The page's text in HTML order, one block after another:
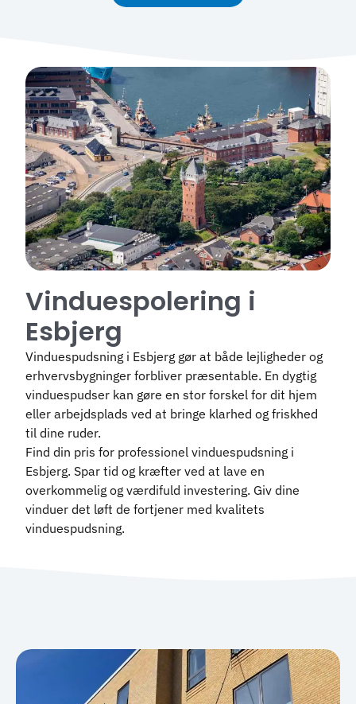
Vinduespolering i
Esbjerg
Vinduespudsning i Esbjerg gør at både lejligheder og
erhvervsbygninger forbliver præsentable. En dygtig
vinduespudser kan gøre en stor forskel for dit hjem
eller arbejdsplads ved at bringe klarhed og friskhed
til dine ruder.
Find din pris for professionel vinduespudsning i
Esbjerg. Spar tid og kræfter ved at lave en
overkommelig og værdifuld investering. Giv dine
vinduer det løft de fortjener med kvalitets
vinduespudsning.